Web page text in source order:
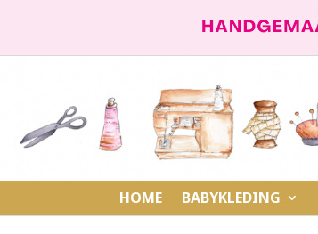
HOME BABYKLEDING